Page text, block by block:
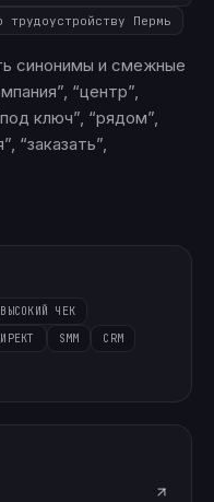
трудоустройству Пермь
синонимы и смежные
“центр”,
ключ”, “рядом”,
“заказать”,
ВЫСОКИЙ ЧЕК
SMM
CRM